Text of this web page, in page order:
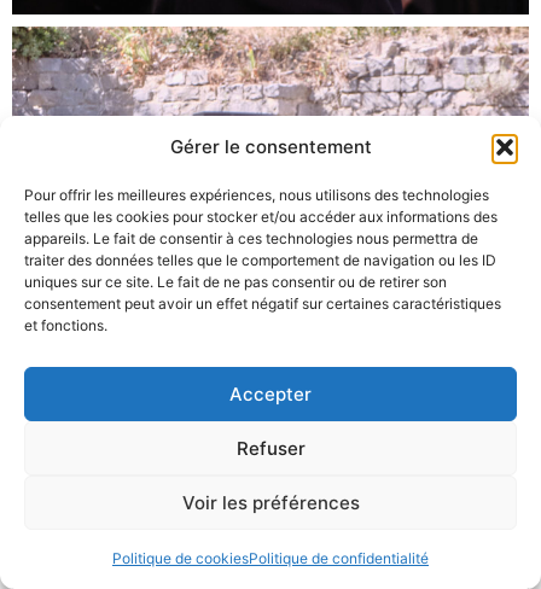
Gérer le consentement
Pour offrir les meilleures expériences, nous utilisons des technologies
telles que les cookies pour stocker et/ou accéder aux informations des
appareils. Le fait de consentir à ces technologies nous permettra de
traiter des données telles que le comportement de navigation ou les ID
uniques sur ce site. Le fait de ne pas consentir ou de retirer son
consentement peut avoir un effet négatif sur certaines caractéristiques
et fonctions.
Accepter
Refuser
Voir les préférences
Politique de cookiesPolitique de confidentialité